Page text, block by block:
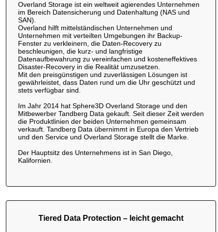
Overland Storage ist ein weltweit agierendes Unternehmen
im Bereich Datensicherung und Datenhaltung (NAS und
SAN).
Overland hilft mittelständischen Unternehmen und
Unternehmen mit verteilten Umgebungen ihr Backup-
Fenster zu verkleinern, die Daten-Recovery zu
beschleunigen, die kurz- und langfristige
Datenaufbewahrung zu vereinfachen und kosteneffektives
Disaster-Recovery in die Realität umzusetzen.
Mit den preisgünstigen und zuverlässigen Lösungen ist
gewährleistet, dass Daten rund um die Uhr geschützt und
stets verfügbar sind.
Im Jahr 2014 hat Sphere3D Overland Storage und den
Mitbewerber Tandberg Data gekauft. Seit dieser Zeit werden
die Produktlinien der beiden Unternehmen gemeinsam
verkauft. Tandberg Data übernimmt in Europa den Vertrieb
und den Service und Overland Storage stellt die Marke.
Der Hauptsitz des Unternehmens ist in San Diego,
Kalifornien.
Tiered Data Protection – leicht gemacht